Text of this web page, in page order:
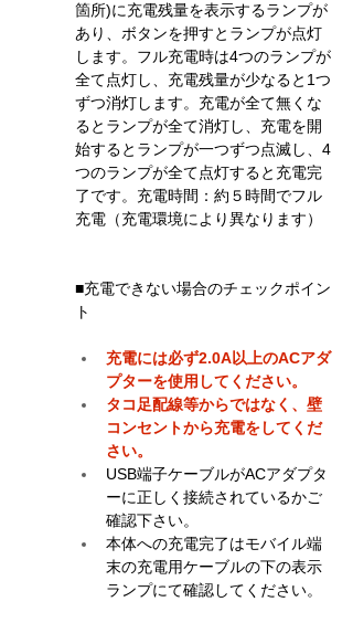
箇所)に充電残量を表示するランプが
あり、ボタンを押すとランプが点灯
します。フル充電時は4つのランプが
全て点灯し、充電残量が少なると1つ
ずつ消灯します。充電が全て無くな
るとランプが全て消灯し、充電を開
始するとランプが一つずつ点滅し、4
つのランプが全て点灯すると充電完
了です。充電時間：約５時間でフル
充電（充電環境により異なります）
■充電できない場合のチェックポイン
ト
充電には必ず2.0A以上のACアダ
プターを使用してください。
タコ足配線等からではなく、壁
コンセントから充電をしてくだ
さい。
USB端子ケーブルがACアダプタ
ーに正しく接続されているかご
確認下さい。
本体への充電完了はモバイル端
末の充電用ケーブルの下の表示
ランプにて確認してください。